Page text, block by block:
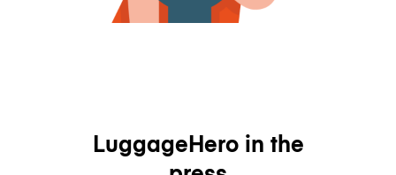
LuggageHero in the